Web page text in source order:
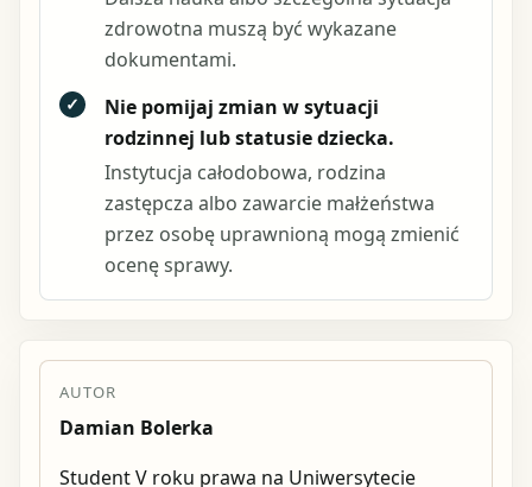
zdrowotna muszą być wykazane
dokumentami.
✓
Nie pomijaj zmian w sytuacji
rodzinnej lub statusie dziecka.
Instytucja całodobowa, rodzina
zastępcza albo zawarcie małżeństwa
przez osobę uprawnioną mogą zmienić
ocenę sprawy.
AUTOR
Damian Bolerka
Student V roku prawa na Uniwersytecie